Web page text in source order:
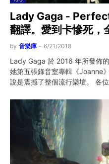
Lady Gaga -
翻譯。愛到卡慘死，
by 音樂庫 - 6/21/2018
Lady Gaga 於 2016 年所發佈
她第五張錄音室專輯《Joanne
說是震撼了整個流行樂壇。 各